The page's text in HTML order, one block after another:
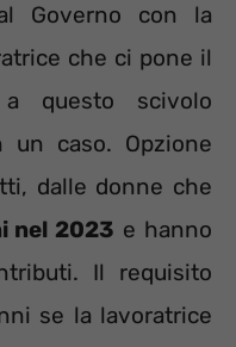
Governo con la
che ci pone il
questo scivolo
caso. Opzione
dalle donne che
nel 2023 e hanno
Il requisito
se la lavoratrice